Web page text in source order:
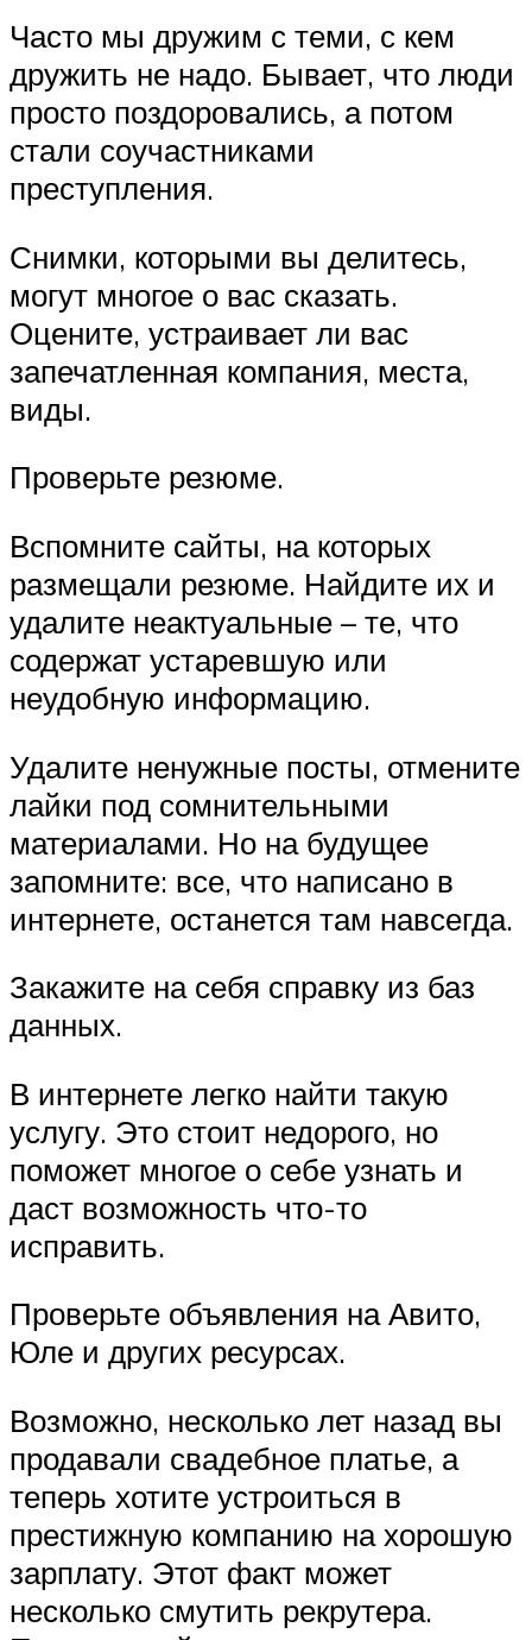
Часто мы дружим с теми, с кем
дружить не надо. Бывает, что люди
просто поздоровались, а потом
стали соучастниками
преступления.
Снимки, которыми вы делитесь,
могут многое о вас сказать.
Оцените, устраивает ли вас
запечатленная компания, места,
виды.
Проверьте резюме.
Вспомните сайты, на которых
размещали резюме. Найдите их и
удалите неактуальные – те, что
содержат устаревшую или
неудобную информацию.
Удалите ненужные посты, отмените
лайки под сомнительными
материалами. Но на будущее
запомните: все, что написано в
интернете, останется там навсегда.
Закажите на себя справку из баз
данных.
В интернете легко найти такую
услугу. Это стоит недорого, но
поможет многое о себе узнать и
даст возможность что-то
исправить.
Проверьте объявления на Авито,
Юле и других ресурсах.
Возможно, несколько лет назад вы
продавали свадебное платье, а
теперь хотите устроиться в
престижную компанию на хорошую
зарплату. Этот факт может
несколько смутить рекрутера.